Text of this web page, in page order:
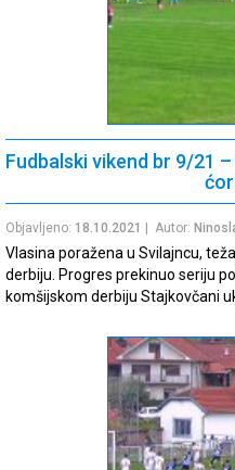
Fudbalski vikend br 9/21
Objavljeno: 18.10.2021 | Autor:
Vlasina poražena u Svilajncu,
derbiju. Progres prekinuo seriju
komšijskom derbiju Stajkovčani